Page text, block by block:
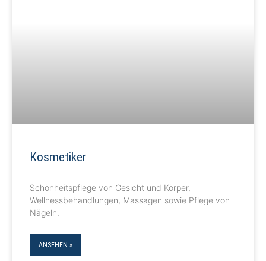
Kosmetiker
Schönheitspflege von Gesicht und Körper,
Wellnessbehandlungen, Massagen sowie Pflege von
Nägeln.
ANSEHEN »